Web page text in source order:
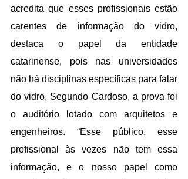
acredita que esses profissionais estão
carentes de informação do vidro,
destaca o papel da entidade
catarinense, pois nas universidades
não há disciplinas específicas para falar
do vidro. Segundo Cardoso, a prova foi
o auditório lotado com arquitetos e
engenheiros. “Esse público, esse
profissional às vezes não tem essa
informação, e o nosso papel como